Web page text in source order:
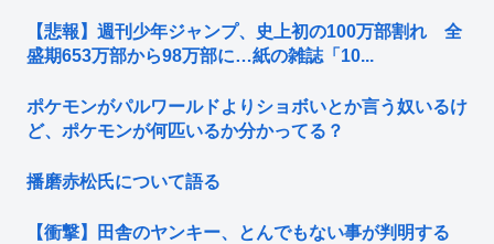
【悲報】週刊少年ジャンプ、史上初の100万部割れ 全
盛期653万部から98万部に…紙の雑誌「10...
ポケモンがパルワールドよりショボいとか言う奴いるけ
ど、ポケモンが何匹いるか分かってる？
播磨赤松氏について語る
【衝撃】田舎のヤンキー、とんでもない事が判明する